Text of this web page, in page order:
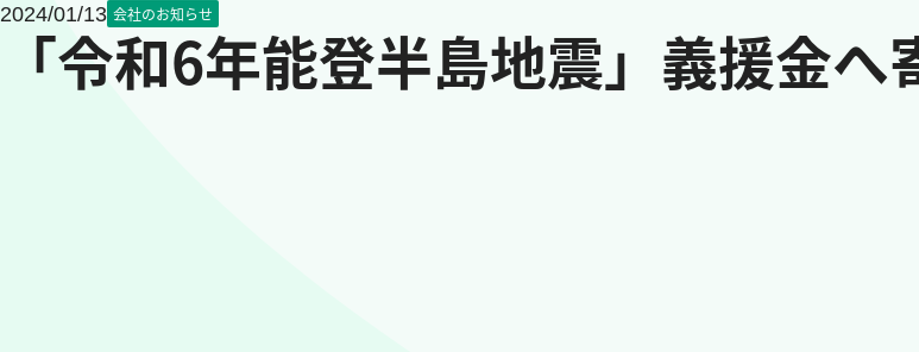
2024/01/13 会社のお知らせ
「令和6年能登半島地震」義援金